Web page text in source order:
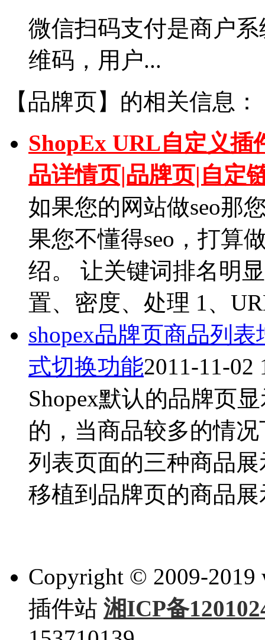
微信扫码支付是商户
维码，用户...
【品牌页】的相关信息：
ShopEx URL自定义插
品详情页|品牌页|自定
如果您的网站做seo那
果您不懂得seo，打算
绍。 让关键词排名明
置、密度、处理 1、
shopex品牌页商品列
式切换功能2011-11-02
Shopex默认的品牌页
的，当商品较多的情
列表页面的三种商品
移植到品牌页的商品展
Copyright © 2009-2019
插件站 湘ICP备